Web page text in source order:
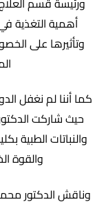
أهمية التغذية
وتأثيرها على
كما أننا لم نغفل
حيث شاركت
والنباتات الطبية
والقوة
وناقش الدكتور